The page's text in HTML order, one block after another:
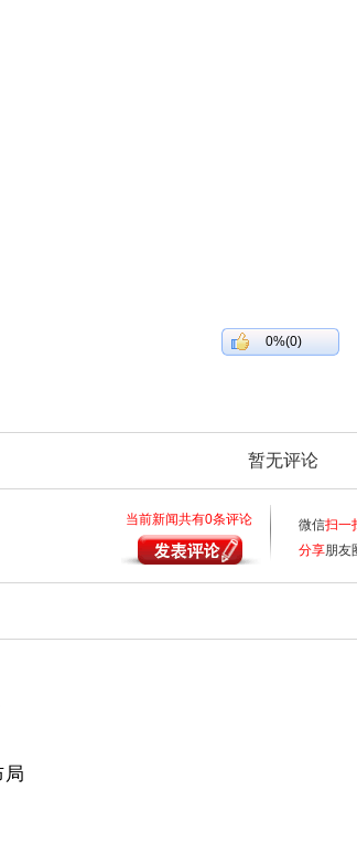
0%(0)
暂无评论
当前新闻共有0条评论 微信扫一
分享朋友